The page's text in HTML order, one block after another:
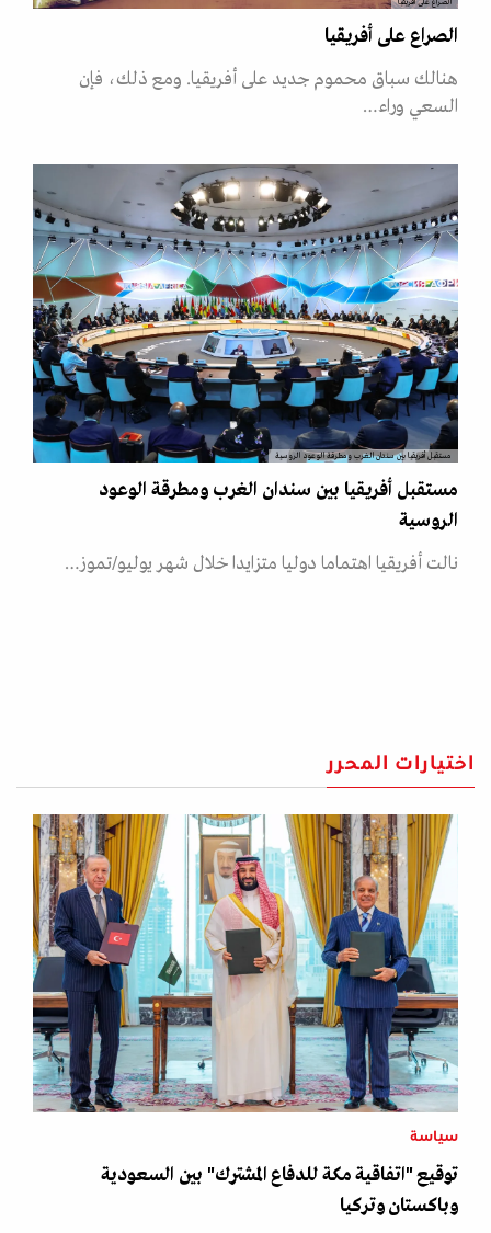
الصراع على أفريقيا
الصراع على أفريقيا
هنالك سباق محموم جديد على أفريقيا. ومع ذلك، فإن
السعي وراء…
مستقبل أفريقيا بين سندان الغرب ومطرقة الوعود الروسية
مستقبل أفريقيا بين سندان الغرب ومطرقة الوعود
الروسية
نالت أفريقيا اهتماما دوليا متزايدا خلال شهر يوليو/تموز…
اختيارات المحرر
سياسة
توقيع "اتفاقية مكة للدفاع المشترك" بين السعودية
وباكستان وتركيا